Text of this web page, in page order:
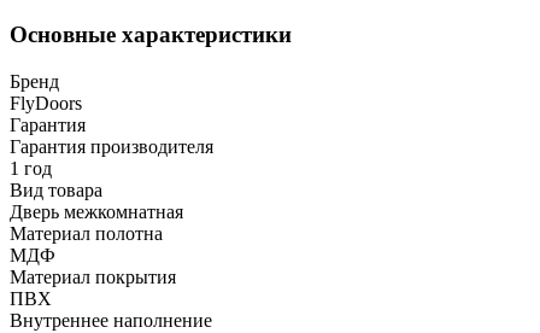
Основные характеристики
Бренд
FlyDoors
Гарантия
Гарантия производителя
1 год
Вид товара
Дверь межкомнатная
Материал полотна
МДФ
Материал покрытия
ПВХ
Внутреннее наполнение